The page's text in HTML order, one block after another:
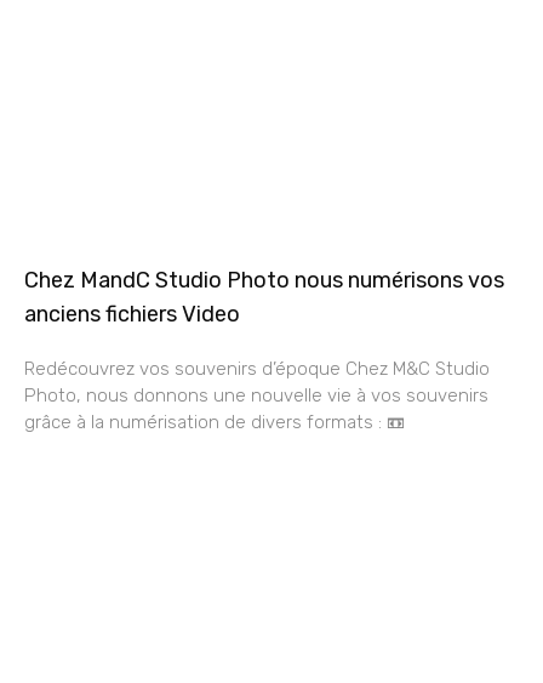
Chez MandC Studio Photo nous numérisons vos
anciens fichiers Video
Redécouvrez vos souvenirs d’époque Chez M&C Studio
Photo, nous donnons une nouvelle vie à vos souvenirs
grâce à la numérisation de divers formats : 📼